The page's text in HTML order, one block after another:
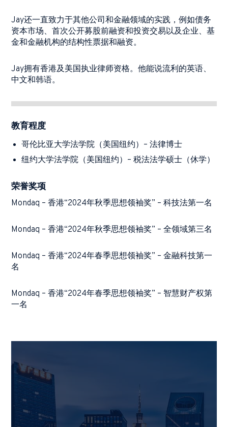
Jay还一直致力于其他公司和金融领域的实践，例如债务
资本市场、首次公开募股前融资和投资交易以及企业、基
金和金融机构的结构性票据和融资。
Jay拥有香港及美国执业律师资格。他能说流利的英语、
中文和韩语。
教育程度
哥伦比亚大学法学院（美国纽约） –法律博士
纽约大学法学院（美国纽约） –税法法学硕士（休学）
荣誉奖项
Mondaq –香港“2024年秋季思想领袖奖” –科技法第一名
Mondaq –香港“2024年秋季思想领袖奖” –全领域第三名
Mondaq –香港“2024年春季思想领袖奖” –金融科技第一
名
Mondaq –香港“2024年春季思想领袖奖” – 智慧财产权第
一名